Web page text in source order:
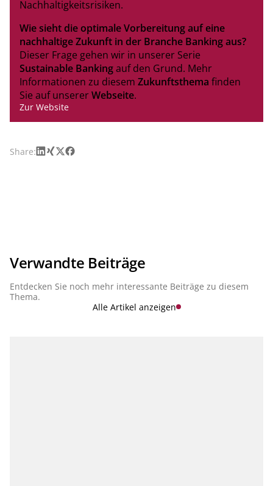
Nachhaltigkeitsrisiken.
Wie sieht die optimale Vorbereitung auf eine
nachhaltige Zukunft in der Branche Banking aus?
Dieser Frage gehen wir in unserer Serie
Sustainable Bankingauf den Grund. Mehr
Informationen zu diesem Zukunftsthema finden
Sie auf unsererWebseite.
Zur Website
Share:LinkedIn
Xing
X Facebook
Verwandte Beiträge
Entdecken Sie noch mehr interessante Beiträge zu diesem
Thema.
Alle Artikel anzeigen